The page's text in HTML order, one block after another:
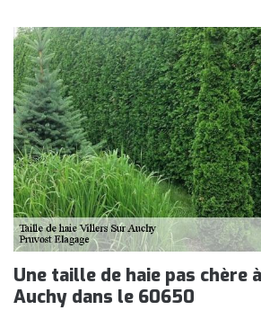
Une taille de haie pas chère
Auchy dans le 60650